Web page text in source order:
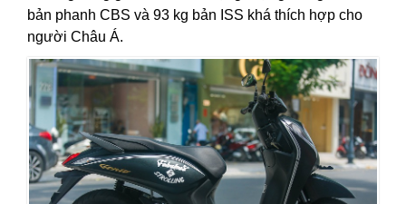
bản phanh CBS và 93 kg bản ISS khá thích hợp cho
người Châu Á.